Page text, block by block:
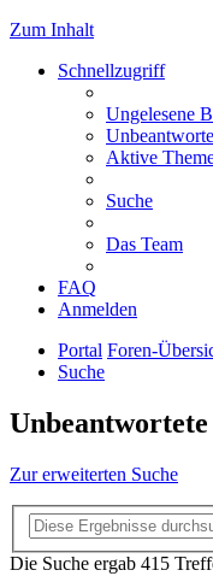
Zum Inhalt
Schnellzugriff
Ungelesene
Aktive
Suche
Das Team
FAQ
Anmelden
Portal Foren-
Suche
Zur erweiterten Suche
Die Suche ergab 415